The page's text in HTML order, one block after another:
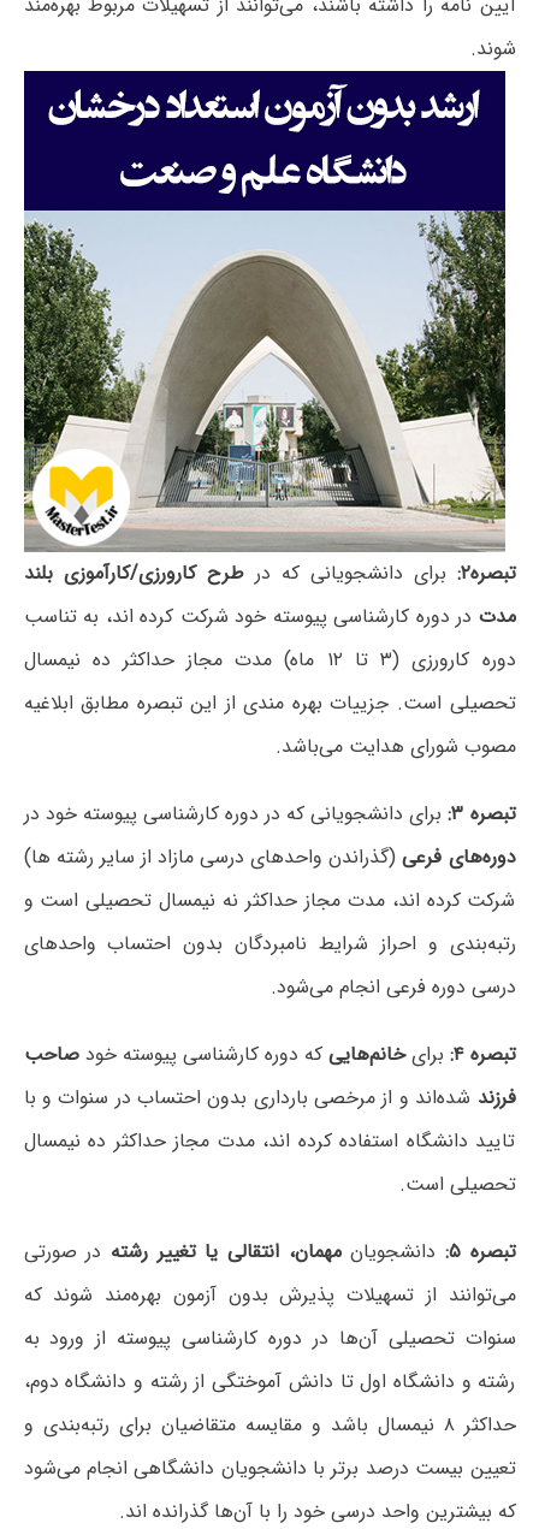
شوند.
تبصره۲: برای دانشجویانی که درطرح کارورزی/کارآموزی بلند
مدت در دوره کارشناسی پیوسته خود شرکت کرده اند، به تناسب
دوره کارورزی (۳ تا ۱۲ ماه) مدت مجاز حداکثر ده نیمسال
تحصیلی است. جزییات بهره مندی از این تبصره مطابق ابلاغیه
مصوب شورای هدایت می‌باشد.
تبصره ۳:
برای دانشجویانی که در دوره کارشناسی پیوسته خود در
دوره‌های فرعی(گذراندن واحدهای درسی مازاد از سایر رشته ها)
شرکت کرده اند، مدت مجاز حداکثر نه نیمسال تحصیلی است و
رتبه‌بندی و احراز شرایط نامبردگان بدون احتساب واحدهای
درسی دوره فرعی انجام می‌شود.
تبصره ۴: برایخانم‌هاییکه دوره کارشناسی پیوسته خودصاحب
فرزند شده‌اند و از مرخصی بارداری بدون احتساب در سنوات و با
تایید دانشگاه استفاده کرده اند، مدت مجاز حداکثر ده نیمسال
تحصیلی است.
تبصره ۵: دانشجویانمهمان، انتقالی یا تغییر رشته در صورتی
می‌توانند از تسهیلات پذیرش بدون آزمون بهره‌مند شوند که
سنوات تحصیلی آن‌ها در دوره کارشناسی پیوسته از ورود به
رشته و دانشگاه اول تا دانش آموختگی از رشته و دانشگاه دوم،
حداکثر ۸ نیمسال باشد و مقایسه متقاضیان برای رتبه‌بندی و
تعیین بیست درصد برتر با دانشجویان دانشگاهی انجام می‌شود
که بیشترین واحد درسی خود را با آن‌ها گذرانده اند.